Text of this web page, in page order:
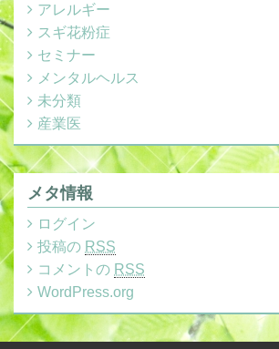
アレルギー
スギ花粉症
セミナー
メンタルヘルス
未分類
産業医
メタ情報
ログイン
投稿の RSS
コメントの RSS
WordPress.org